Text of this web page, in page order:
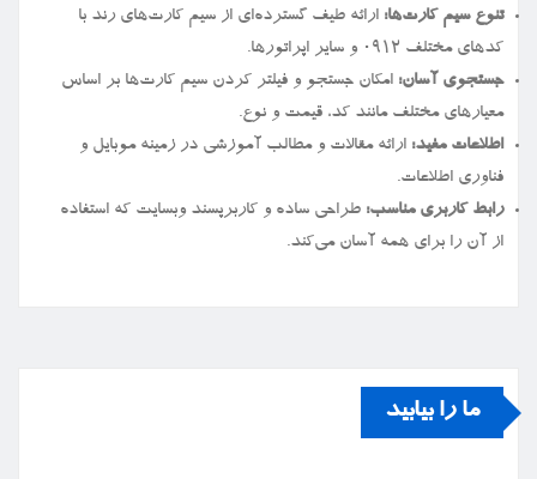
تنوع سیم کارت‌ها: ارائه طیف گسترده‌ای از سیم کارت‌های رند با
کدهای مختلف ۰۹۱۲ و سایر اپراتورها.
جستجوی آسان: امکان جستجو و فیلتر کردن سیم کارت‌ها بر اساس
معیارهای مختلف مانند کد، قیمت و نوع.
اطلاعات مفید: ارائه مقالات و مطالب آموزشی در زمینه موبایل و
فناوری اطلاعات.
رابط کاربری مناسب: طراحی ساده و کاربرپسند وبسایت که استفاده
از آن را برای همه آسان می‌کند.
ما را بیابید